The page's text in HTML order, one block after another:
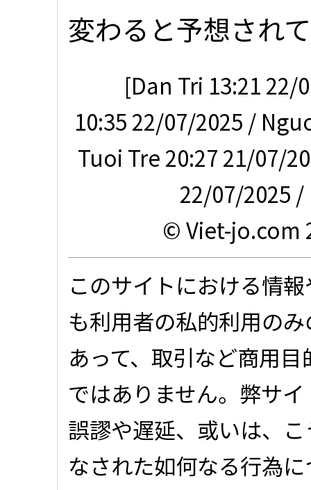
変わると予想され
[Dan Tri 13:21 22/
10:35 22/07/2025 /
Tuoi Tre 20:27 21/07/
22/07/2025 /
© Viet-jo.com
このサイトにおける情
も利用者の私的利用の
あって、取引など商用
ではありません。弊サ
誤謬や遅延、或いは、
なされた如何なる行為